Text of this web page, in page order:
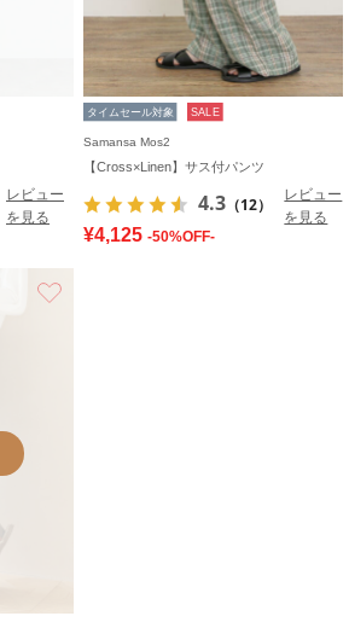
レビュー
を見る
タイムセール対象 SALE
Samansa Mos2
【Cross×Linen】サス付パンツ
4.3 （12）
レビュー
を見る
¥4,125 -50%OFF-